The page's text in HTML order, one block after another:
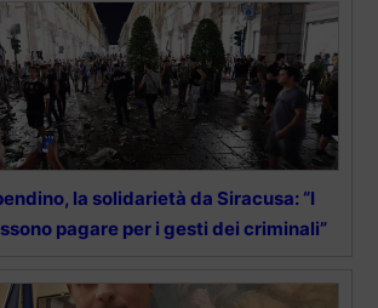
la solidarietà da Siracusa: “I
pagare per i gesti dei criminali”